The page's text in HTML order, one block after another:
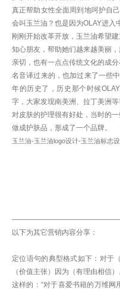
真正帮助女性全面周到地呵护自
会叫玉兰油？也是因为OLAY进
刚刚开始改革开放，玉兰油希望
知心朋友，帮助她们越来越美丽
亲切，也有一点点传统文化的成
名音译过来的，也加过来了一些
年的历史了，历史那个时候
字，大家发现南美洲、拉丁美洲
对皮肤的护理很有好处，当时的
做成护肤品，形成了一个品牌。
玉兰油-玉兰油logo设计-玉兰油标志
以下为其它营销内容分享：
定位语句的典型格式如下：对于
（价值主张）因为（有理由相信
这样的：“对于喜爱书籍的万维网